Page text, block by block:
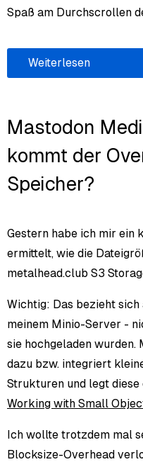
Spaß am Durchscrollen
Weiterlesen
Mastodon
kommt der
Speicher?
Gestern habe ich mir ein
ermittelt, wie die
metalhead.club S3
Wichtig: Das bezieht
meinem Minio-Server -
sie hochgeladen wurden.
dazu bzw. integriert
Strukturen und legt diese
Working with Small
Ich wollte trotzdem mal
Blocksize-Overhead